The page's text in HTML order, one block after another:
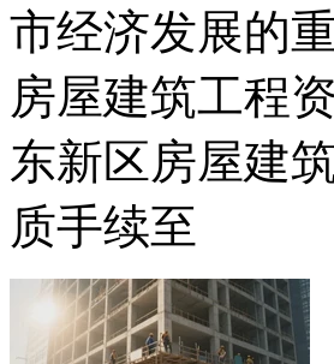
市经济发展的
房屋建筑工程
东新区房屋建
质手续至